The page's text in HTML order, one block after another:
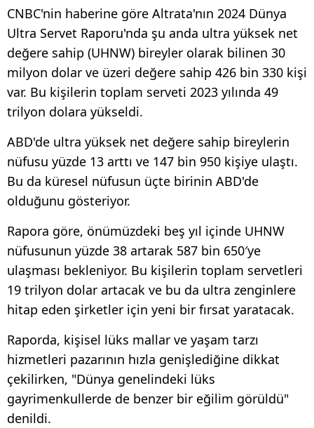
CNBC'nin haberine göre Altrata'nın 2024 Dünya
Ultra Servet Raporu'nda şu anda ultra yüksek net
değere sahip (UHNW) bireyler olarak bilinen 30
milyon dolar ve üzeri değere sahip 426 bin 330 kişi
var. Bu kişilerin toplam serveti 2023 yılında 49
trilyon dolara yükseldi.
ABD'de ultra yüksek net değere sahip bireylerin
nüfusu yüzde 13 arttı ve 147 bin 950 kişiye ulaştı.
Bu da küresel nüfusun üçte birinin ABD'de
olduğunu gösteriyor.
Rapora göre, önümüzdeki beş yıl içinde UHNW
nüfusunun yüzde 38 artarak 587 bin 650′ye
ulaşması bekleniyor. Bu kişilerin toplam servetleri
19 trilyon dolar artacak ve bu da ultra zenginlere
hitap eden şirketler için yeni bir fırsat yaratacak.
Raporda, kişisel lüks mallar ve yaşam tarzı
hizmetleri pazarının hızla genişlediğine dikkat
çekilirken, "Dünya genelindeki lüks
gayrimenkullerde de benzer bir eğilim görüldü"
denildi.